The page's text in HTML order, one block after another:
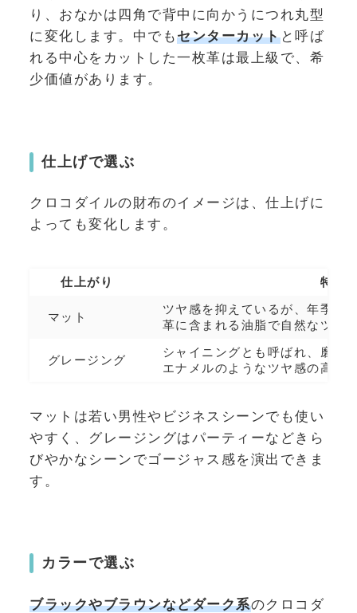
り、おなかは四角で背中に向かうにつれ丸型
に変化します。中でもセンターカットと呼ば
れる中心をカットした一枚革は最上級で、希
少価値があります。
仕上げで選ぶ
クロコダイルの財布のイメージは、仕上げに
よっても変化します。
仕上がり 特徴
マット
ツヤ感を抑えているが、年季が
革に含まれる油脂で自然なツヤ
グレージング
シャイニングとも呼ばれ、磨き
エナメルのようなツヤ感の高い
マットは若い男性やビジネスシーンでも使い
やすく、グレージングはパーティーなどきら
びやかなシーンでゴージャス感を演出できま
す。
カラーで選ぶ
ブラックやブラウンなどダーク系のクロコダ